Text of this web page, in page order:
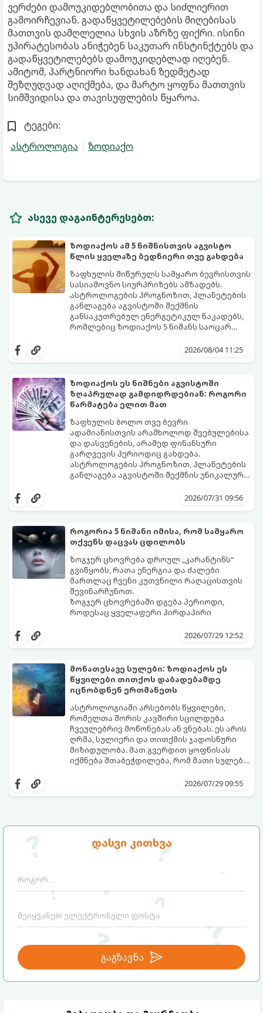
დასვი კითხვა
გაგზავნა
ვერძები დამოუკიდებლობითა და სიძლიერით
გამოირჩევიან. გადაწყვეტილებების მიღებისას
მათთვის დამღლელია სხვის აზრზე ფიქრი. ისინი
უპირატესობას ანიჭებენ საკუთარ ინსტინქტებს და
გადაწყვეტილებებს დამოუკიდებლად იღებენ.
ამიტომ, პარტნიორი ხანდახან ზედმეტად
შეზღუდვად აღიქმება, და მარტო ყოფნა მათთვის
სიმშვიდისა და თავისუფლების წყაროა.
ტეგები:
ასტროლოგია
ზოდიაქო
ასევე დაგაინტერესებთ:
ზოდიაქოს ამ 5 ნიშნისთვის აგვისტო
წლის ყველაზე ბედნიერი თვე გახდება
ზაფხულის მიწურულს სამყარო ბევრისთვის
სასიამოვნო სიურპრიზებს ამზადებს.
ასტროლოგების პროგნოზით, პლანეტების
განლაგება აგვისტოში შექმნის
განსაკუთრებულ ენერგეტიკულ ნაკადებს,
რომლებიც ზოდიაქოს 5 ნიშანს საოცარ
ყველაზე ბედნიერი თვე აღმოჩნდება.
2026/08/04 11:25
ზოდიაქოს ეს ნიშნები აგვისტოში
ზღაპრულად გამდიდრდებიან: როგორი
წარმატება ელით მათ
ზაფხულის ბოლო თვე ბევრი
ადამიანისთვის არამხოლოდ შვებულებისა
და დასვენების, არამედ ფინანსური
გარღვევის პერიოდიც გახდება.
ასტროლოგების პროგნოზით, პლანეტების
განლაგება აგვისტოში შექმნის უნიკალურ
ზოდიაქოს 4 ნიშანს ფინანსური წარმატების
შორის, ვისაც აგვისტოში ფინანსური
2026/07/31 09:56
როგორია 5 ნიშანი იმისა, რომ სამყარო
თქვენს დაცვას ცდილობს
ზოგჯერ ცხოვრება დროულ „კარანტინს“
გვიწყობს, რათა ენერგია და ძალები
მართლაც ჩვენი კუთვნილი რაღაცისთვის
შევინარჩუნოთ.
ზოგჯერ ცხოვრებაში დგება პერიოდი,
როდესაც ყველაფერი პირდაპირი
იშლება მნიშვნელოვანი გარიგებები,
ახლობლებად ვთვლიდით, უეცრად მიდიან.
ასეთ მომენტებში ადვილია
სასოწარკვეთილებაში ჩავარდნა. თუმცა
ეზოთერიკასა და ფსიქოლოგიაში ეს
ფენომენი ხშირად სხვანაირად
განიხილება: როგორც სამყაროს (ან ჩვენი
არაცნობიერის) ფარული დამცავი
მექანიზმების მუშაობა, რომელთაც
რეალური, მაგრამ ჯერ კიდევ უხილავი
საფრთხისგან შორს მივყავართ.
აი, 5 აშკარა ნიშანი იმისა, რომ
მომხდარი მარცხი სასჯელი კი არა,
თქვენი დაცვისკენ მიმართული
სამყაროს მცდელობაა:
2026/07/29 12:52
მონათესავე სულები: ზოდიაქოს ეს
წყვილები თითქოს დაბადებამდე
იცნობდნენ ერთმანეთს
ასტროლოგიაში არსებობს წყვილები,
რომელთა შორის კავშირი სცილდება
ჩვეულებრივ მოწონებას ან ვნებას. ეს არის
ღრმა, სულიერი და თითქმის ჯადოსნური
მიზიდულობა. მათ გვერდით ყოფნისას
იქმნება შთაბეჭდილება, რომ მათი სულები
იდეალურ წყვილებს, რომლებიც
2026/07/29 09:55